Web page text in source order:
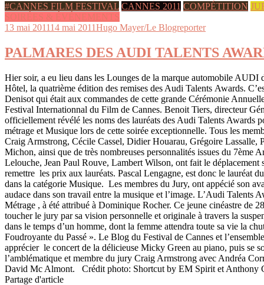
#CANNES FILM FESTIVAL CANNES 2011 COMPÉTITION
SOIRÉES & ÉVÉNEMENTS
13 mai 201114 mai 2011Hugo Mayer/Le Blogreporter
PALMARES DES AUDI TALENTS
Hier soir, a eu lieu dans les Lounges de la marque automobile AUDI
Hôtel, la quatrième édition des remises des Audi Talents Awards.
Denisot qui était aux commandes de cette grande Cérémonie
Festival Internationnal du Film de Cannes. Benoit Tiers, directeur
officiellement révélé les noms des lauréats des Audi Talents Awards
métrage et Musique lors de cette soirée exceptionnelle. Tous les
Craig Armstrong, Cécile Cassel, Didier Houarau, Grégoire Lassalle,
Michon, ainsi que de très nombreuses personnalités issues du 7ème
Lelouche, Jean Paul Rouve, Lambert Wilson, ont fait le déplacement
remettre les prix aux lauréats. Pascal Lengagne, est donc le lauréat
dans la catégorie Musique. Les membres du Jury, ont appécié son
audace dans son travail entre la musique et l’image. L’Audi Talents
Métrage , à été attribué à Dominique Rocher. Ce jeune cinéastre de
toucher le jury par sa vision personnelle et originale à travers la
dans le temps d’un homme, dont la femme attendra toute sa vie la
Foudroyante du Passé ». Le Blog du Festival de Cannes et
apprécier le concert de la délicieuse Micky Green au piano, puis se
l’amblématique et membre du jury Craig Armstrong avec Andréa
David Mc Almont. Crédit photo: Shortcut by EM Spirit et Anthony
Partage d'article